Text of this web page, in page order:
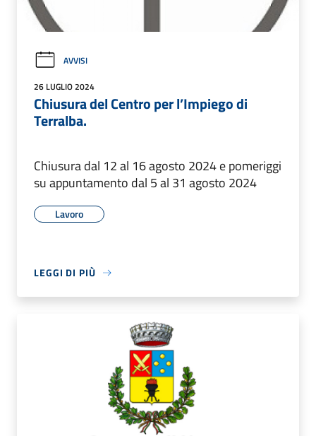
AVVISI
26 LUGLIO 2024
Chiusura del Centro per l’Impiego di
Terralba.
Chiusura dal 12 al 16 agosto 2024 e pomeriggi
su appuntamento dal 5 al 31 agosto 2024
Lavoro
LEGGI DI PIÙ